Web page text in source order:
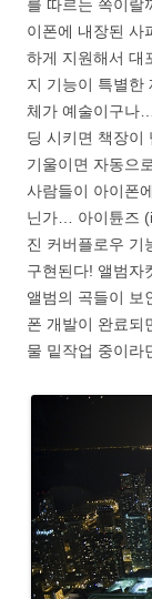
를 따르는 쪽이
이폰에 내장된 사
하게 지원해서 대
지 기능이 특별한
체가 예술이구나
딩 시키면 책장이
기울이면 자동으
사람들이 아이폰
닌가… 아이튠즈
진 커버플로우 기
구현된다! 앨범자
앨범의 곡들이 보
폰 개발이 완료되
물 밑작업 중이